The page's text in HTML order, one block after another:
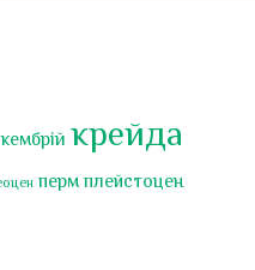
кембрій крейда
перм плейстоцен